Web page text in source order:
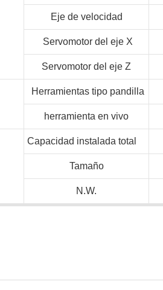
Eje de velocidad
Servomotor del eje X
Servomotor del eje Z
Herramientas tipo pandilla
herramienta en vivo
Capacidad instalada total
Tamaño
N.W.